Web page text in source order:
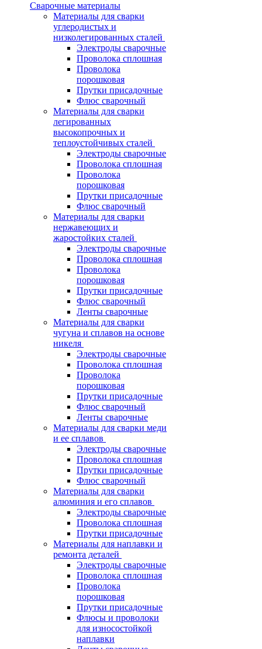
Сварочные материалы
Материалы для сварки
углеродистых и
низколегированных сталей
Электроды сварочные
Проволока сплошная
Проволока
порошковая
Прутки присадочные
Флюс сварочный
Материалы для сварки
легированных
высокопрочных и
теплоустойчивых сталей
Электроды сварочные
Проволока сплошная
Проволока
порошковая
Прутки присадочные
Флюс сварочный
Материалы для сварки
нержавеющих и
жаростойких сталей
Электроды сварочные
Проволока сплошная
Проволока
порошковая
Прутки присадочные
Флюс сварочный
Ленты сварочные
Материалы для сварки
чугуна и сплавов на основе
никеля
Электроды сварочные
Проволока сплошная
Проволока
порошковая
Прутки присадочные
Флюс сварочный
Ленты сварочные
Материалы для сварки меди
и ее сплавов
Электроды сварочные
Проволока сплошная
Прутки присадочные
Флюс сварочный
Материалы для сварки
алюминия и его сплавов
Электроды сварочные
Проволока сплошная
Прутки присадочные
Материалы для наплавки и
ремонта деталей
Электроды сварочные
Проволока сплошная
Проволока
порошковая
Прутки присадочные
Флюсы и проволоки
для износостойкой
наплавки